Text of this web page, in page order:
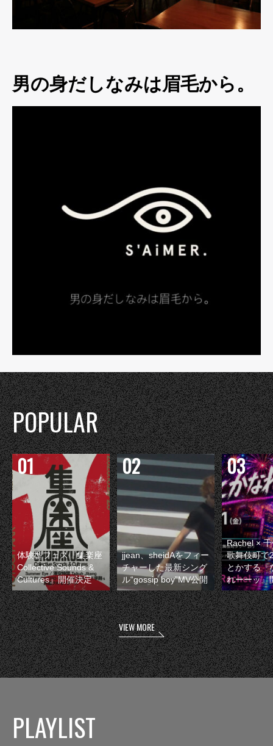
男の身だしなみは眉毛から。
POPULAR
体験型フェス『集楽座
Collective Sounds &
Cultures』開催決定
jjean、sheidAをフィー
チャーした最新シング
ル“gossip boy”MV公開
Rachel ×
歌舞伎町で
とかする『
れーーッ』
VIEW MORE
PLAYLIST